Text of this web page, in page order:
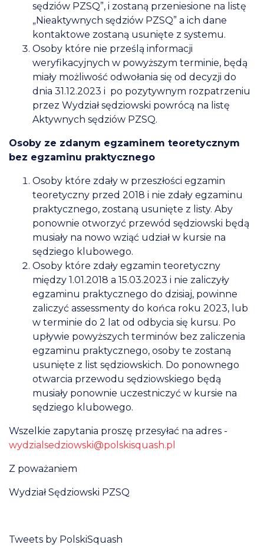
sędziów PZSQ”, i zostaną przeniesione na listę
„Nieaktywnych sędziów PZSQ” a ich dane
kontaktowe zostaną usunięte z systemu.
Osoby które nie prześlą informacji
weryfikacyjnych w powyższym terminie, będą
miały możliwość odwołania się od decyzji do
dnia 31.12.2023 i po pozytywnym rozpatrzeniu
przez Wydział sędziowski powrócą na listę
Aktywnych sędziów PZSQ.
Osoby ze zdanym egzaminem teoretycznym
bez egzaminu praktycznego
Osoby które zdały w przeszłości egzamin
teoretyczny przed 2018 i nie zdały egzaminu
praktycznego, zostaną usunięte z listy. Aby
ponownie otworzyć przewód sędziowski będą
musiały na nowo wziąć udział w kursie na
sędziego klubowego.
Osoby które zdały egzamin teoretyczny
między 1.01.2018 a 15.03.2023 i nie zaliczyły
egzaminu praktycznego do dzisiaj, powinne
zaliczyć assessmenty do końca roku 2023, lub
w terminie do 2 lat od odbycia się kursu. Po
upływie powyższych terminów bez zaliczenia
egzaminu praktycznego, osoby te zostaną
usunięte z list sędziowskich. Do ponownego
otwarcia przewodu sędziowskiego będą
musiały ponownie uczestniczyć w kursie na
sędziego klubowego.
Wszelkie zapytania proszę przesyłać na adres -
wydzialsedziowski@polskisquash.pl
Z poważaniem
Wydział Sędziowski PZSQ
Tweets by PolskiSquash